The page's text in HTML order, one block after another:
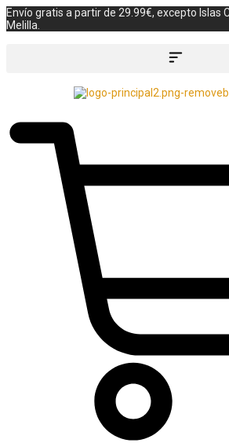
Envío gratis a partir de 29.99€, excepto Islas
Melilla.